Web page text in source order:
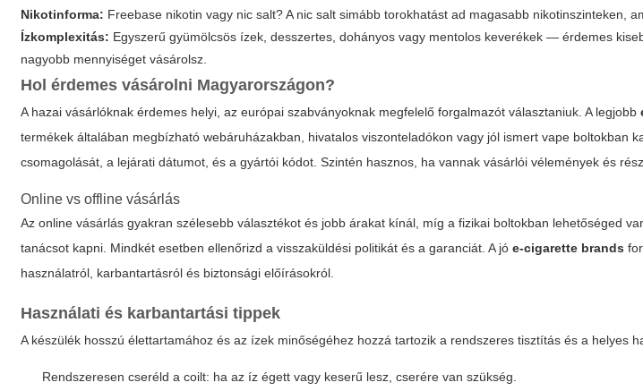
Nikotinforma: Freebase nikotin vagy nic salt? A nic salt simább torokhatást ad magasabb nikotinszinteken,
Ízkomplexitás: Egyszerű gyümölcsös ízek, desszertes, dohányos vagy mentolos keverékek — érdemes
nagyobb mennyiséget vásárolsz.
Hol érdemes vásárolni Magyarországon?
A hazai vásárlóknak érdemes helyi, az európai szabványoknak megfelelő forgalmazót választaniuk. A legjobb
termékek általában megbízható webáruházakban, hivatalos viszonteladókon vagy jól ismert vape boltokban
csomagolását, a lejárati dátumot, és a gyártói kódot. Szintén hasznos, ha vannak vásárlói vélemények és
Online vs offline vásárlás
Az online vásárlás gyakran szélesebb választékot és jobb árakat kínál, míg a fizikai boltokban lehetőséged
tanácsot kapni. Mindkét esetben ellenőrizd a visszaküldési politikát és a garanciát. A jóe-cigarette brands
használatról, karbantartásról és biztonsági előírásokról.
Használati és karbantartási tippek
A készülék hosszú élettartamához és az ízek minőségéhez hozzá tartozik a rendszeres tisztítás és a helyes
Rendszeresen cseréld a coilt: ha az íz égett vagy keserű lesz, cserére van szükség.